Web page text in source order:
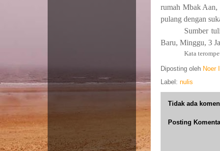
rumah Mbak Aan,
pulang dengan
Sumber
Baru, Minggu, 3
Kata
Diposting oleh Noer
Label: nulis
Tidak ada
Posting